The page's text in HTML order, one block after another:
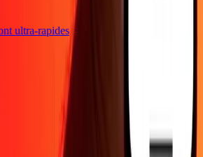
ultra-rapides
Blog
Envoyer de l'argent en
Entreprise Devenir agent
Devenir affilié